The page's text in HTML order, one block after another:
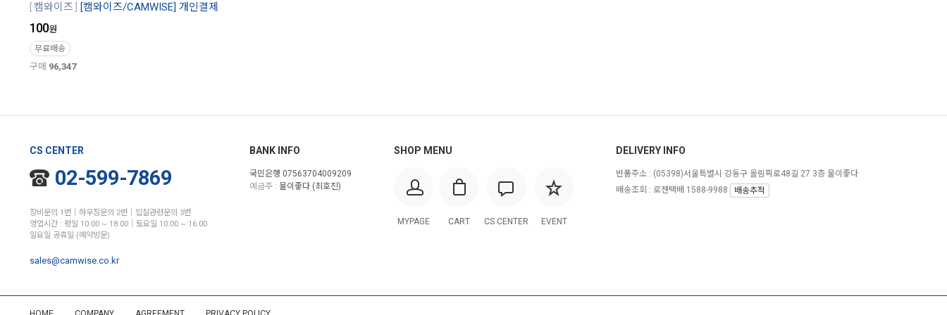
캠와이즈 [캠와이즈/CAMWISE] 개인결제
100원
무료배송
구매 96,347
CS CENTER
02-599-7869
장비문의 1번│하우징문의 2번│입찰관련문의 3번
영업시간 : 평일 10:00 ~ 18:00│토요일 10:00 ~ 16:00
일요일 공휴일 (예약방문)
sales@camwise.co.kr
BANK INFO
국민은행 07563704009209
예금주 : 물이좋다 (최호진)
SHOP MENU
MYPAGE CART CS CENTER EVENT
DELIVERY INFO
반품주소 : (05398)서울특별시 강동구 올림픽로48길 27 3층 물이좋다
배송조회 : 로젠택배 1588-9988
배송추적